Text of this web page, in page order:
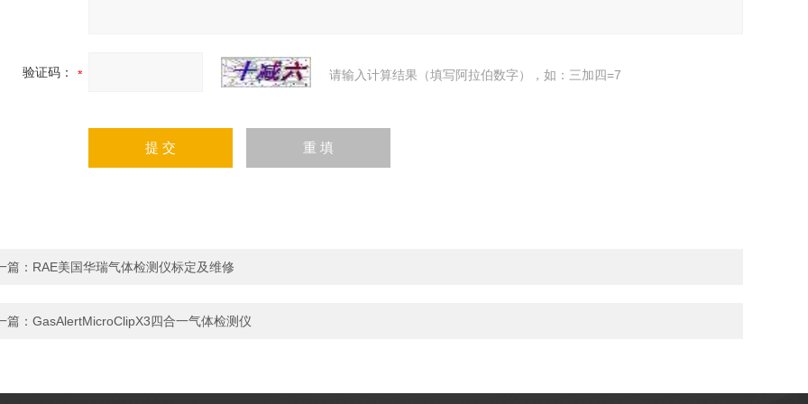
验证码： 请输入计算结果（填写阿拉伯数字），如：三加四=7
篇： RAE美国华瑞气体检测仪标定及维修
篇： GasAlertMicroClipX3四合一气体检测仪